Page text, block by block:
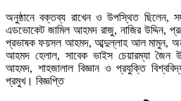
অনুষ্ঠানে বক্তব্য রাখেন ও উপস্থিত ছিলেন,
এডভোকেট জামিল আহমদ রাজু, নাজির উদ্দিন,
প্রভাষক ফয়সল আহমদ, আব্দুল্লাহ আল মামুন,
আহমদ হেলাল, সাবেক ভাইস চেয়ারম্যা জৈন
আহমদ, শাহজালাল বিজ্ঞান ও প্রযুক্তি
প্রমুখ। বিজ্ঞপ্তি